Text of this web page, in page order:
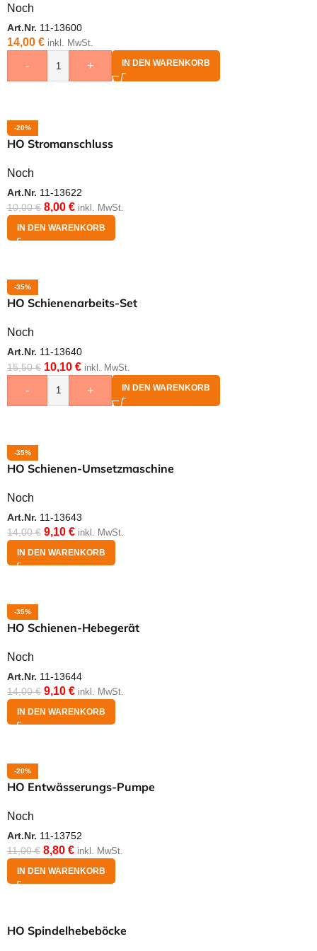
Noch
Art.Nr. 11-13600
14,00 € inkl. MwSt.
- + IN DEN WARENKORB
-20%
HO Stromanschluss
Noch
Art.Nr. 11-13622
10,00€ 8,00 € inkl. MwSt.
IN DEN WARENKORB
-35%
HO Schienenarbeits-Set
Noch
Art.Nr. 11-13640
15,50€ 10,10 € inkl. MwSt.
- + IN DEN WARENKORB
-35%
HO Schienen-Umsetzmaschine
Noch
Art.Nr. 11-13643
14,00€ 9,10 € inkl. MwSt.
IN DEN WARENKORB
-35%
HO Schienen-Hebegerät
Noch
Art.Nr. 11-13644
14,00€ 9,10 € inkl. MwSt.
IN DEN WARENKORB
-20%
HO Entwässerungs-Pumpe
Noch
Art.Nr. 11-13752
11,00€ 8,80 € inkl. MwSt.
IN DEN WARENKORB
HO Spindelhebeböcke